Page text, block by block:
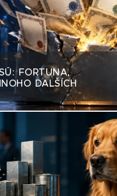
FORTUNA,
DALŠÍCH